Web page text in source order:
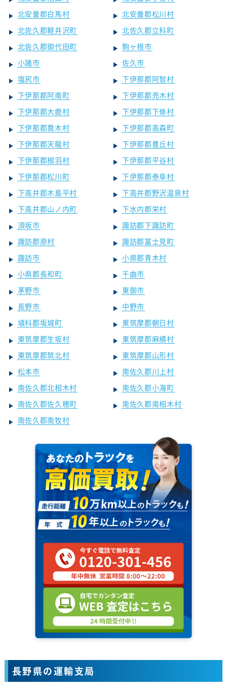
北安曇郡白馬村
北安曇郡松川村
北佐久郡軽井沢町
北佐久郡立科町
北佐久郡御代田町
駒ヶ根市
小諸市
佐久市
塩尻市
下伊那郡阿智村
下伊那郡阿南町
下伊那郡売木村
下伊那郡大鹿村
下伊那郡下條村
下伊那郡喬木村
下伊那郡高森町
下伊那郡天龍村
下伊那郡豊丘村
下伊那郡根羽村
下伊那郡平谷村
下伊那郡松川町
下伊那郡泰阜村
下高井郡木島平村
下高井郡野沢温泉村
下高井郡山ノ内町
下水内郡栄村
須坂市
諏訪郡下諏訪町
諏訪郡原村
諏訪郡富士見町
諏訪市
小県郡青木村
小県郡長和町
千曲市
茅野市
東御市
長野市
中野市
埴科郡坂城町
東筑摩郡朝日村
東筑摩郡生坂村
東筑摩郡麻績村
東筑摩郡筑北村
東筑摩郡山形村
松本市
南佐久郡川上村
南佐久郡北相木村
南佐久郡小海町
南佐久郡佐久穂町
南佐久郡南相木村
南佐久郡南牧村
長野県の運輸支局